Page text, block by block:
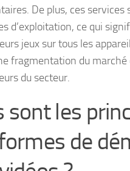
De plus, ces
d’exploitation, ce qui
jeux sur tous les
fragmentation du
du secteur.
sont les
de